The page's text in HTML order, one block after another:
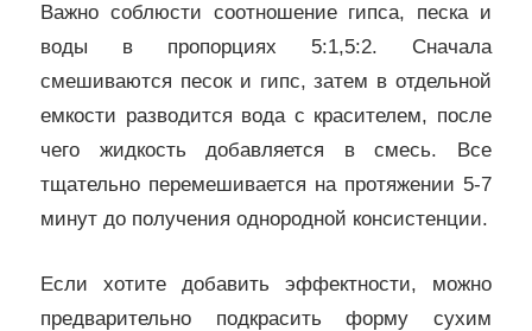
Важно соблюсти соотношение гипса, песка и
воды в пропорциях 5:1,5:2. Сначала
смешиваются песок и гипс, затем в отдельной
емкости разводится вода с красителем, после
чего жидкость добавляется в смесь. Все
тщательно перемешивается на протяжении 5-7
минут до получения однородной консистенции.
Если хотите добавить эффектности, можно
предварительно подкрасить форму сухим